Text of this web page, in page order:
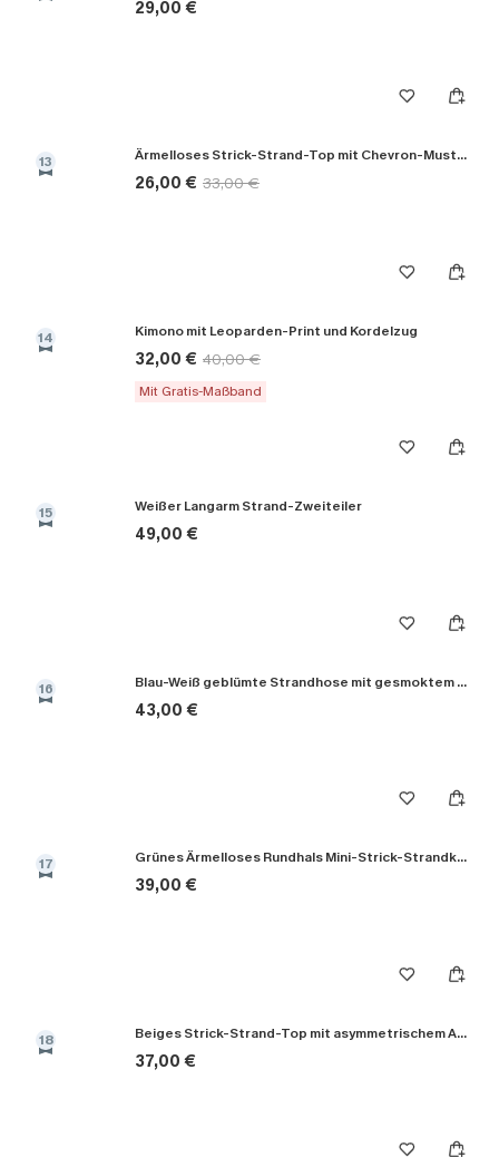
29,00 €
13 Ärmelloses Strick-Strand-Top mit Chevron-Muster
26,00 € 33,00 €
14 Kimono mit Leoparden-Print und Kordelzug
32,00 € 40,00 €
Mit Gratis-Maßband
15 Weißer Langarm Strand-Zweiteiler
49,00 €
16 Blau-Weiß geblümte Strandhose mit gesmoktem Bund
43,00 €
17 Grünes Ärmelloses Rundhals Mini-Strick-Strandkleid
39,00 €
18 Beiges Strick-Strand-Top mit asymmetrischem Ausschnitt
37,00 €